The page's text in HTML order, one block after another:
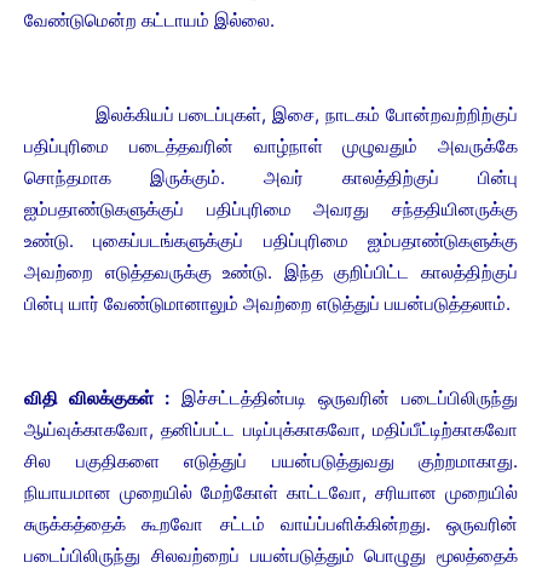
வேண்டுமென்ற கட்டாயம் இல்லை.
இலக்கியப் படைப்புகள், இசை, நாடகம் போன்றவற்றிற்குப்
பதிப்புரிமை படைத்தவரின் வாழ்நாள் முழுவதும் அவருக்கே
சொந்தமாக இருக்கும். அவர் காலத்திற்குப் பின்பு
ஐம்பதாண்டுகளுக்குப் பதிப்புரிமை அவரது சந்ததியினருக்கு
உண்டு. புகைப்படங்களுக்குப் பதிப்புரிமை ஐம்பதாண்டுகளுக்கு
அவற்றை எடுத்தவருக்கு உண்டு. இந்த குறிப்பிட்ட காலத்திற்குப்
பின்பு யார் வேண்டுமானாலும் அவற்றை எடுத்துப் பயன்படுத்தலாம்.
விதி விலக்குகள் : இச்சட்டத்தின்படி ஒருவரின் படைப்பிலிருந்து
ஆய்வுக்காகவோ, தனிப்பட்ட படிப்புக்காகவோ, மதிப்பீட்டிற்காகவோ
சில பகுதிகளை எடுத்துப் பயன்படுத்துவது குற்றமாகாது.
நியாயமான முறையில் மேற்கோள் காட்டவோ, சரியான முறையில்
சுருக்கத்தைக் கூறவோ சட்டம் வாய்ப்பளிக்கின்றது. ஒருவரின்
படைப்பிலிருந்து சிலவற்றைப் பயன்படுத்தும் பொழுது மூலத்தைக்